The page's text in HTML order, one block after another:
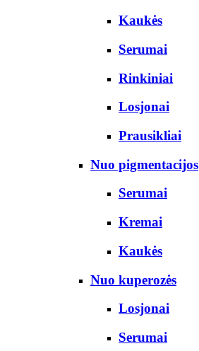
Kaukės
Serumai
Rinkiniai
Losjonai
Prausikliai
Nuo pigmentacijos
Serumai
Kremai
Kaukės
Nuo kuperozės
Losjonai
Serumai